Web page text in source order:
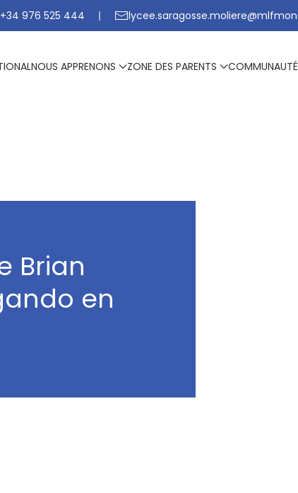
+34 976 525 444
NOUS APPRENONS ZONE DES PARENTS COMMUNAUTÉ
Brian
en